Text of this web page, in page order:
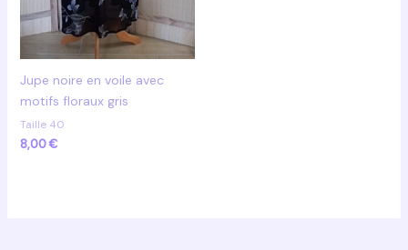
Jupe noire en voile avec
motifs floraux gris
Taille 40
8,00€